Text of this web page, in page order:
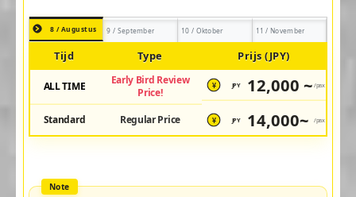
8 / Augustus 9 / September 10 / Oktober 11 / November
Tijd Type Prijs (JPY)
ALL TIME
Early Bird Review
Price!
¥ JPY 12,000 ~ /pax
Standard Regular Price ¥ JPY 14,000~ /pax